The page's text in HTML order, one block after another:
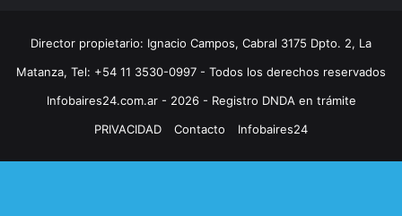
Director propietario: Ignacio Campos, Cabral 3175 Dpto. 2, La
Matanza, Tel: +54 11 3530-0997 - Todos los derechos reservados
Infobaires24.com.ar - 2026 - Registro DNDA en trámite
PRIVACIDAD
Contacto Infobaires24